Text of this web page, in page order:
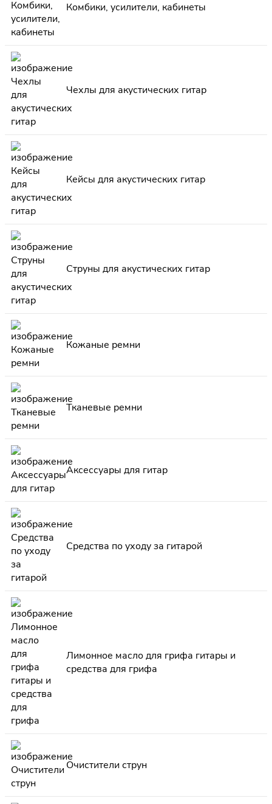
Комбики, усилители, кабинеты
Чехлы для акустических гитар
Кейсы для акустических гитар
Струны для акустических гитар
Кожаные ремни
Тканевые ремни
Аксессуары для гитар
Средства по уходу за гитарой
Лимонное масло для грифа гитары и
средства для грифа
Очистители струн